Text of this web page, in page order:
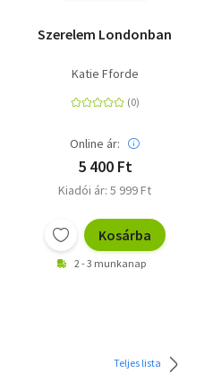
Szerelem Londonban
Katie Fforde
Online ár:
5 400 Ft
Kiadói ár: 5 999 Ft
Kosárba
2 - 3 munkanap
Teljes lista